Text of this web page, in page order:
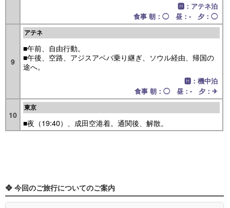
🅷：アテネ泊
食事 朝：◯ 昼：- 夕：◯
9
アテネ
■午前、自由行動。
■午後、空路、アジスアベバ乗り継ぎ、ソウル経由、帰国の
途へ。
🅷：機中泊
食事 朝：◯ 昼：- 夕：✈
10
東京
■夜（19:40）、成田空港着。通関後、解散。
❖ 今回のご旅行についてのご案内